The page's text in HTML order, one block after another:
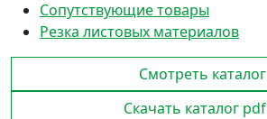
Сопутствующие товары
Резка листовых материалов
Смотреть каталог
Скачать каталог pdf